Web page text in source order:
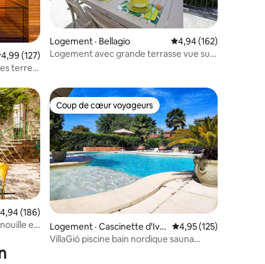
moyenne de 4,99 sur 5, 127 commentaires
4,99 (127)
terres
Logement · Bellagio Note moyenne de
4,94 (162)
Logement avec grande terrasse vue sur
moyenne de 4,94 sur 5, 186 commentaires
4,94 (186)
et
Coup de cœur voyageurs
Coup de cœur voyageurs
Logement · Cascinette d'Ivr
ea
Note moyenne de
4,95 (125)
VillaGió piscine bain nordique sauna